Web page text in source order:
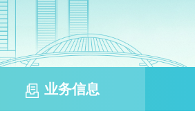
业务信息